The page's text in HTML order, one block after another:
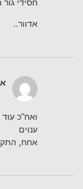
אדוור..
ואח”כ
ענוים
אחח,